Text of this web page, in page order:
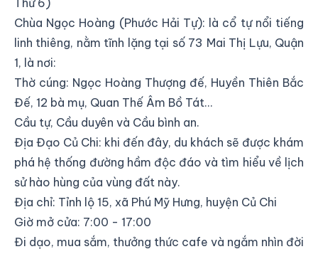
Thứ 6)
Chùa Ngọc Hoàng (Phước Hải Tự): là cổ tự nổi tiếng
linh thiêng, nằm tĩnh lặng tại số 73 Mai Thị Lựu, Quận
1, là nơi:
Thờ cúng: Ngọc Hoàng Thượng đế, Huyền Thiên Bắc
Đế, 12 bà mụ, Quan Thế Âm Bồ Tát…
Cầu tự, Cầu duyên và Cầu bình an.
Địa Đạo Củ Chi: khi đến đây, du khách sẽ được khám
phá hệ thống đường hầm độc đáo và tìm hiểu về lịch
sử hào hùng của vùng đất này.
Địa chỉ: Tỉnh lộ 15, xã Phú Mỹ Hưng, huyện Củ Chi
Giờ mở cửa: 7:00 - 17:00
Đi dạo, mua sắm, thưởng thức cafe và ngắm nhìn đời